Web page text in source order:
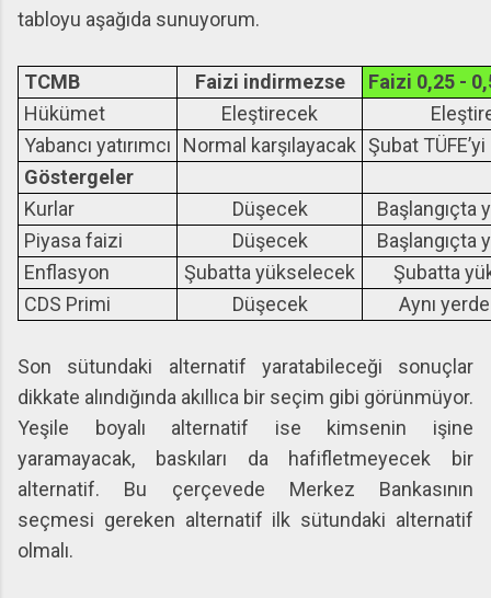
tabloyu aşağıda sunuyorum.
TCMB Faizi indirmezse
Faizi 0,25 -
Hükümet
Eleştirecek
Yabancı yatırımcı
Normal karşılayacak Şubat
Göstergeler
Kurlar
Düşecek
Başlangıçta
Piyasa faizi
Düşecek
Başlangıçta
Enflasyon
Şubatta yükselecek
Şubatta
CDS Primi
Düşecek Aynı
Son sütundaki alternatif yaratabileceği sonuçlar
dikkate alındığında akıllıca bir seçim gibi görünmüyor.
Yeşile boyalı alternatif ise kimsenin işine
yaramayacak, baskıları da hafifletmeyecek bir
alternatif. Bu çerçevede Merkez Bankasının
seçmesi gereken alternatif ilk sütundaki alternatif
olmalı.